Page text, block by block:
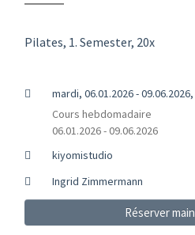
Pilates, 1. Semester, 20x
mardi, 06.01.2026 - 09.06.2026,
Cours hebdomadaire
06.01.2026 - 09.06.2026
kiyomistudio
Ingrid Zimmermann
Réserver